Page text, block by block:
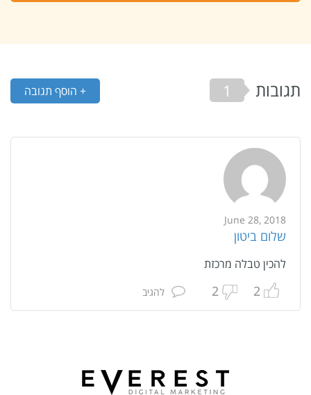
תגובות 1 + הוסף תגובה
June 28, 2018
שלום ביטון
להכין טבלה מרכזת
2
2 להגיב